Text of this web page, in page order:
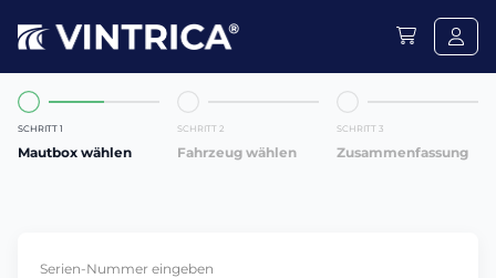
SCHRITT 1
Mautbox wählen
SCHRITT 2
Fahrzeug wählen
SCHRITT 3
Zusammenfassung
Serien-Nummer eingeben